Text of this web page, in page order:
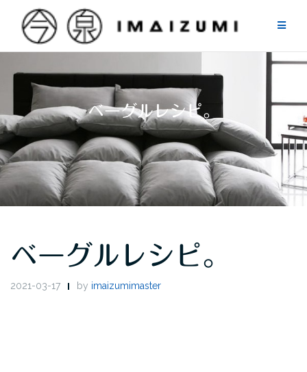
content
ベーグルレシピ。
ベーグルレシピ。
2021-03-17 by imaizumimaster